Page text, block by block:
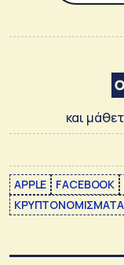
και
APPLE FACEBOOK
ΚΡΥΠΤΟΝΟΜΙΣΜΑΤΑ